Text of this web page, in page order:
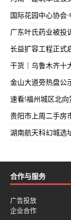
国际花园中心协会
广东叶氏药业被投
长益扩容工程正式
干货｜乌鲁木齐十
金山大道旁热盘公
速看!福州城区北
贵阳市上周二手房
湖南航天科幻城选
合作与服务
广告投放
企业合作